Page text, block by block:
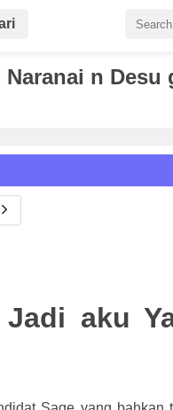
n Desu
aku